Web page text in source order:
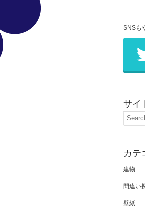
SNSも
サイ
カテ
建物
間違い
壁紙